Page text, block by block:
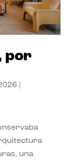
por
una